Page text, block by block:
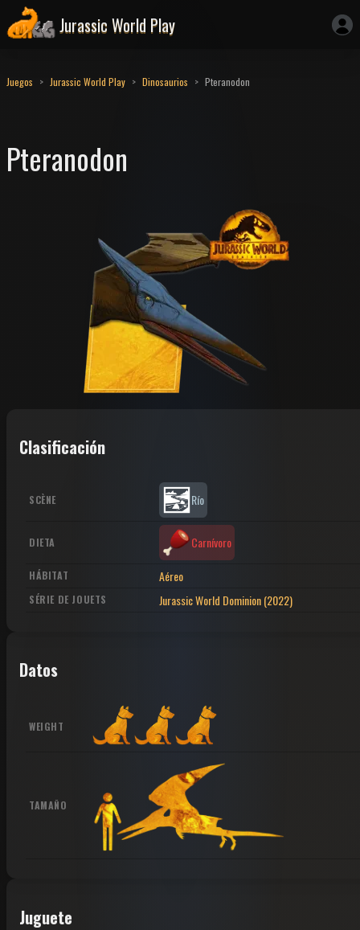
Jurassic World Play
Juegos Jurassic World Play Dinosaurios Pteranodon
Pteranodon
Clasificación
SCÈNE Río
DIETA Carnívoro
HÁBITAT Aéreo
SÉRIE DE JOUETS Jurassic World Dominion (2022)
Datos
WEIGHT
TAMAÑO
Juguete